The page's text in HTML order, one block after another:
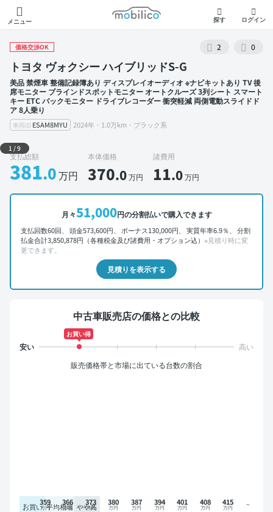
メニュー
モビリコ
探す ログイン
価格交渉OK 2 0
トヨタ ヴォクシー ハイブリッドS-G
美品 禁煙車 整備記録簿あり ディスプレイオーディオ ※ナビキットあり TV 後
席モニター ブラインドスポットモニター オートクルーズ 3列シート スマート
キー ETC バックモニター ドライブレコーダー 衝突軽減 両側電動スライドド
ア 8人乗り
車両ID ESAM8MYU 2024年・1.0万km・ブラック系
外装 左前
1 /9
支払総額
381.0万円
本体価格
370.0万円
諸費用
11.0万円
月々51,000円の分割払いで購入できます
支払回数60回、 頭金573,600円、 ボーナス130,000円、 実質年率6.9％、 分割
払金合計3,850,878円（各種税金及び諸費用・オプション込） ※見積り時に変
更できます。
見積りを表示する
中古車販売店の価格との比較
お買い得
販売価格帯と市場に出ている台数の割合
お買い 平均相場 やや高
359 366 373 380 387 394 401 408 415